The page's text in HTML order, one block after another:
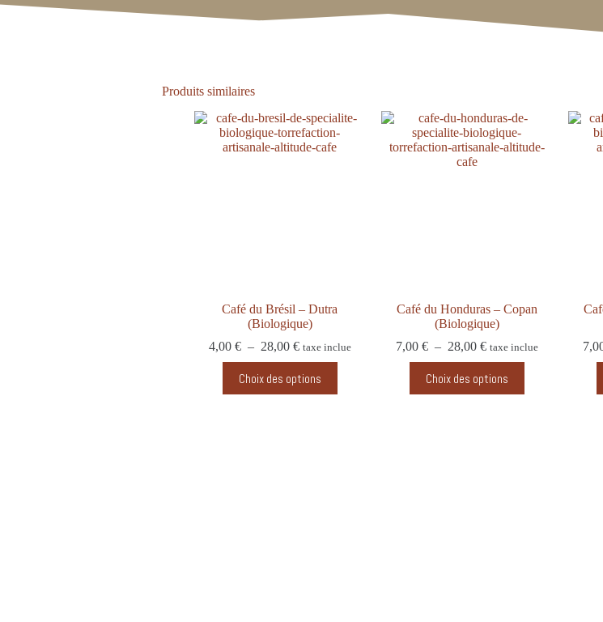
Produits similaires
Café du Brésil – Dutra
(Biologique)
4,00 € – 28,00 € taxe inclue
Choix des options
Café du Honduras – Copan
(Biologique)
7,00 € – 28,00 € taxe inclue
Choix des options